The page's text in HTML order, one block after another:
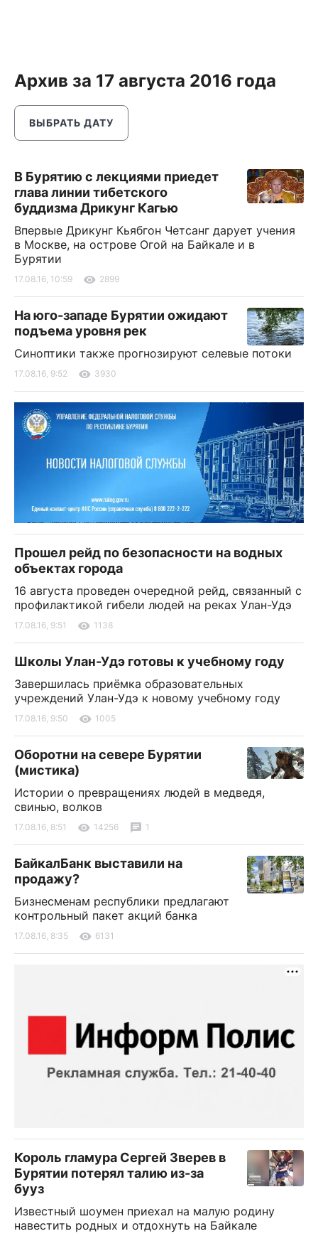
Архив за 17 августа 2016 года
ВЫБРАТЬ ДАТУ
В Бурятию с лекциями приедет
глава линии тибетского
буддизма Дрикунг Кагью
Впервые Дрикунг Кьябгон Четсанг дарует учения
в Москве, на острове Огой на Байкале и в
Бурятии
17.08.16, 10:59 2899
На юго-западе Бурятии ожидают
подъема уровня рек
Синоптики также прогнозируют селевые потоки
17.08.16, 9:52 3930
Прошел рейд по безопасности на водных
объектах города
16 августа проведен очередной рейд, связанный с
профилактикой гибели людей на реках Улан-Удэ
17.08.16, 9:51 1138
Школы Улан-Удэ готовы к учебному году
Завершилась приёмка образовательных
учреждений Улан-Удэ к новому учебному году
17.08.16, 9:50 1005
Оборотни на севере Бурятии
(мистика)
Истории о превращениях людей в медведя,
свинью, волков
17.08.16, 8:51 14256 1
БайкалБанк выставили на
продажу?
Бизнесменам республики предлагают
контрольный пакет акций банка
17.08.16, 8:35 6131
Король гламура Сергей Зверев в
Бурятии потерял талию из-за
бууз
Известный шоумен приехал на малую родину
навестить родных и отдохнуть на Байкале